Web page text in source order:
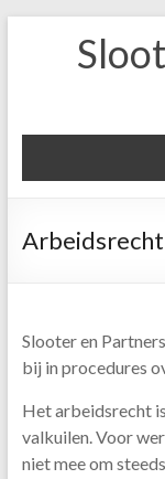
Arbeidsrecht
Slooter en
bij in procedures
Het arbeidsrecht
valkuilen. Voor
niet mee om